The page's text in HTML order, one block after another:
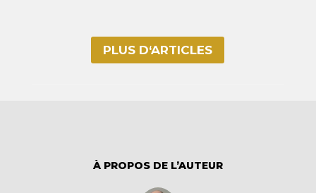
PLUS D‘ARTICLES
À PROPOS DE L’AUTEUR